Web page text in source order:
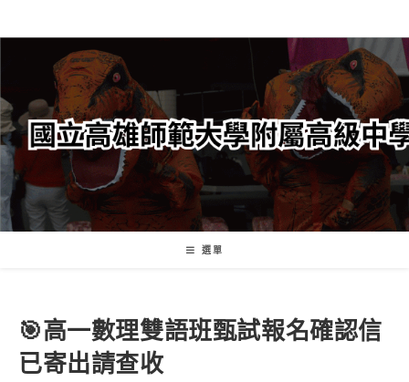
轉
要
內
容
選單
🎯高一數理雙語班甄試報名確認信
已寄出請查收